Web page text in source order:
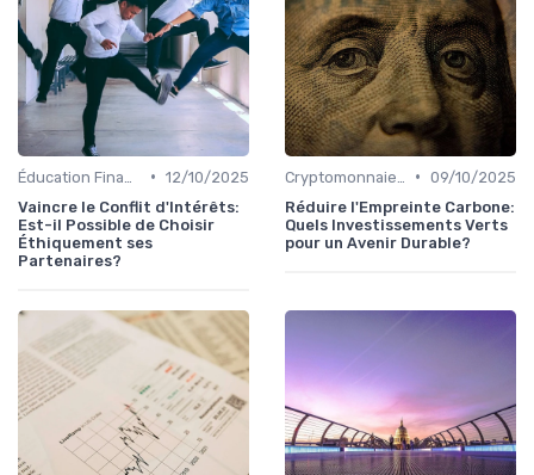
• 12/10/2025
Vaincre le Conflit d'Intérêts:
Est-il Possible de Choisir
Éthiquement ses
Partenaires?
• 09/10/2025
Réduire l'Empreinte Carbone:
Quels Investissements Verts
pour un Avenir Durable?